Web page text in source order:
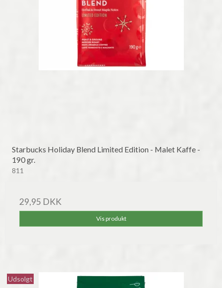
Starbucks Holiday Blend Limited Edition - Malet Kaffe -
190 gr.
811
29,95 DKK
Vis produkt
Udsolgt